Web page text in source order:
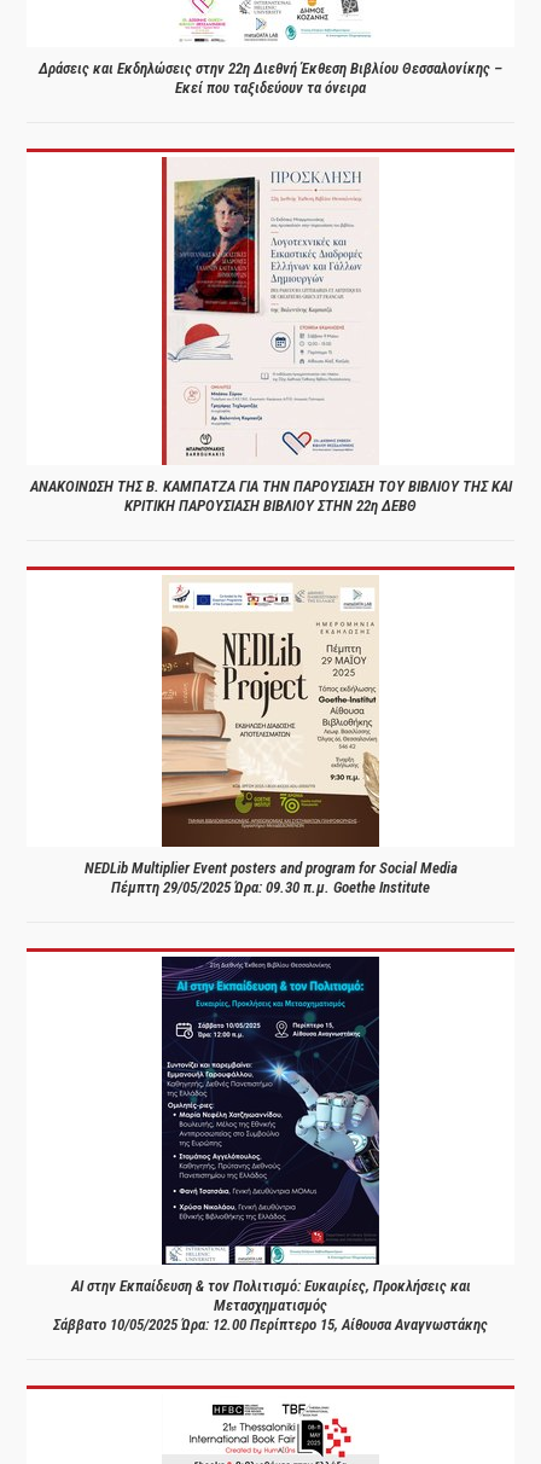
Δράσεις και Εκδηλώσεις στην 22η Διεθνή Έκθεση Βιβλίου Θεσσαλονίκης –
Εκεί που ταξιδεύουν τα όνειρα
ΑΝΑΚΟΙΝΩΣΗ ΤΗΣ Β. ΚΑΜΠΑΤΖΑ ΓΙΑ ΤΗΝ ΠΑΡΟΥΣΙΑΣΗ ΤΟΥ ΒΙΒΛΙΟΥ ΤΗΣ ΚΑΙ
ΚΡΙΤΙΚΗ ΠΑΡΟΥΣΙΑΣΗ ΒΙΒΛΙΟΥ ΣΤΗΝ 22η ΔΕΒΘ
NEDLib Multiplier Event posters and program for Social Media
Πέμπτη 29/05/2025 Ώρα: 09.30 π.μ. Goethe Institute
AI στην Εκπαίδευση & τον Πολιτισμό: Ευκαιρίες, Προκλήσεις και
Μετασχηματισμός
Σάββατο 10/05/2025 Ώρα: 12.00 Περίπτερο 15, Αίθουσα Αναγνωστάκης